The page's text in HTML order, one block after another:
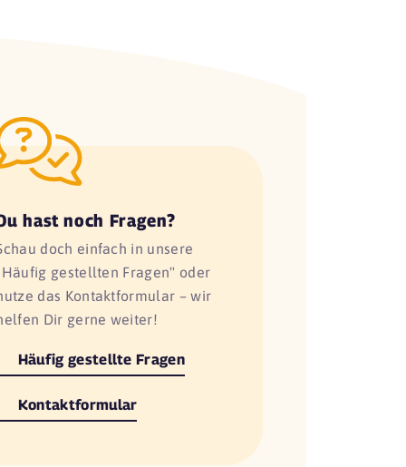
hast noch Fragen?
doch einfach in unsere
gestellten Fragen" oder
das Kontaktformular – wir
Dir gerne weiter!
Häufig gestellte Fragen
Kontaktformular